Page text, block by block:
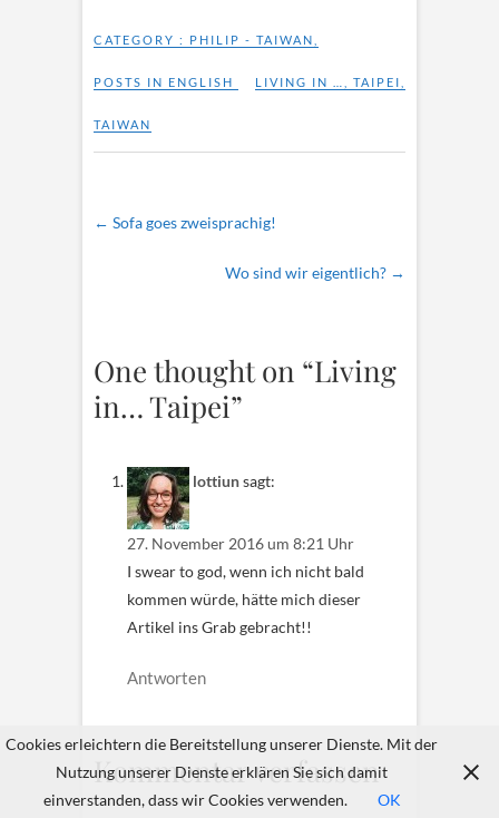
CATEGORY : PHILIP - TAIWAN
POSTS IN ENGLISH LIVING IN … TAIPEI
TAIWAN
← Sofa goes zweisprachig!
Wo sind wir eigentlich? →
One thought on “Living
in… Taipei”
lottiunsagt:
27. November 2016 um 8:21 Uhr
I swear to god, wenn ich nicht bald
kommen würde, hätte mich dieser
Artikel ins Grab gebracht!!
Antworten
Kommentar verfassen
Cookies erleichtern die Bereitstellung unserer Dienste. Mit der
Nutzung unserer Dienste erklären Sie sich damit
einverstanden, dass wir Cookies verwenden.
OK